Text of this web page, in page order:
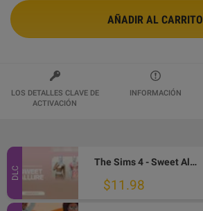
AÑADIR AL CARRITO
LOS DETALLES CLAVE DE
ACTIVACIÓN
INFORMACIÓN
DLC
The Sims 4 - Sweet Allure Kit DLC PC EA App CD Key
$11.98